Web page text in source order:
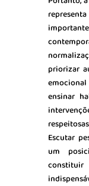
priorizar
ensinar
Escutar
um